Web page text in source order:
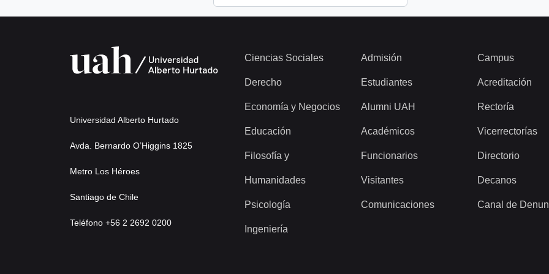
Universidad Alberto Hurtado
Avda. Bernardo O’Higgins 1825
Metro Los Héroes
Santiago de Chile
Teléfono +56 2 2692 0200
Ciencias Sociales
Derecho
Economía y Negocios
Educación
Filosofía y
Humanidades
Psicología
Ingeniería
Admisión
Estudiantes
Alumni UAH
Académicos
Funcionarios
Visitantes
Comunicaciones
Campus
Acreditación
Rectoría
Vicerrectorías
Directorio
Decanos
Canal de